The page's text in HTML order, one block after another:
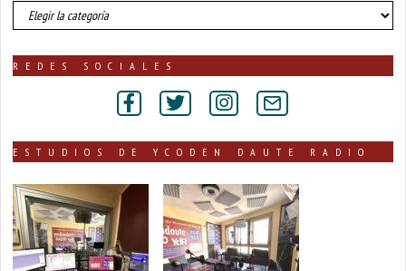
número
de
publicadas
REDES SOCIALES
ESTUDIOS DE YCODEN DAUTE RADIO